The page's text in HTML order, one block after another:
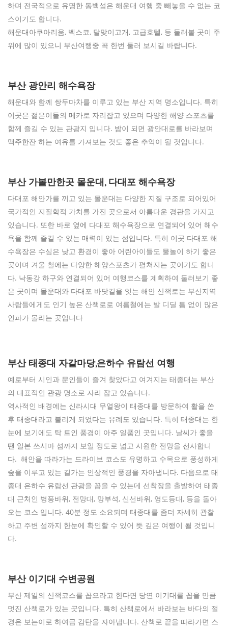
하며 전국적으로 유명한 동백섬은 해운대 여행 중 빼놓을 수 없는 코
스이기도 합니다.
해운대아쿠아리움, 벡스코, 달맞이고개, 고급호텔, 등 둘러볼 곳이 주
위에 많이 있으니 부산여행중 꼭 한번 둘러 보시길 바랍니다.
부산 광안리 해수욕장
해운대와 함께 쌍두마차를 이루고 있는 부산 지역 명소입니다. 특히
이곳은 젊은이들의 메카로 자리잡고 있으며 다양한 해양 스포츠를
함께 즐길 수 있는 관광지 입니다. 밤이 되면 광안대로를 바라보며
맥주한잔 하는 여유를 가져보는 것도 좋은 추억이 될 것입니다.
부산 가볼만한곳 몰운대, 다대포 해수욕장
다대포 해안가를 끼고 있는 몰운대는 다양한 지질 구조로 되어있어
국가적인 지질학적 가치를 가진 곳으로서 아름다운 경관을 가지고
있습니다. 또한 바로 옆에 다대포 해수욕장으로 연결되어 있어 해수
욕을 함께 즐길 수 있는 매력이 있는 섬입니다. 특히 이곳 다대포 해
수욕장은 수심은 낮고 환경이 좋아 어린아이들도 물놀이 하기 좋은
곳이며 겨울 철에는 다양한 해양스포츠가 펼쳐지는 곳이기도 합니
다. 낙동강 하구와 연결되어 있어 여행코스를 계획하여 둘러보기 좋
은 곳이며 몰운대와 다대포 바닷길을 잇는 해안 산책로는 부산지역
사람들에게도 인기 높은 산책로로 여름철에는 발 디딜 틈 없이 많은
인파가 몰리는 곳입니다
부산 태종대 자갈마당,은하수 유람선 여행
예로부터 시인과 문인들이 즐겨 찾았다고 여겨지는 태종대는 부산
의 대표적인 관광 명소로 자리 잡고 있습니다.
역사적인 배경에는 신라시대 무열왕이 태종대를 방문하여 활을 쏜
후 태종대라고 불리게 되었다는 유례도 있습니다. 특히 태종대는 한
눈에 보기에도 탁 트인 풍경이 아주 일품인 곳입니다. 날씨가 좋을
땐 일본 쓰시마 섬까지 보일 정도로 넓고 시원한 전망을 선사합니
다. 해안을 따라가는 드라이브 코스도 유명하고 수목으로 풍성하게
숲을 이루고 있는 길가는 인상적인 풍경을 자아냅니다. 다음으로 태
종대 은하수 유람선 관광을 꼽을 수 있는데 선착장을 출발하여 태종
대 근처인 병풍바위, 전망대, 망부석, 신선바위, 영도등대, 등을 돌아
오는 코스 입니다. 40분 정도 소요되며 태종대를 좀더 자세히 관찰
하고 주변 섬까지 한눈에 확인할 수 있어 뜻 깊은 여행이 될 것입니
다.
부산 이기대 수변공원
부산 제일의 산책코스를 꼽으라고 한다면 당연 이기대를 꼽을 만큼
멋진 산책로가 있는 곳입니다. 특히 산책로에서 바라보는 바다의 절
경은 보는이로 하여금 감탄을 자아냅니다. 산책로 끝을 따라가면 스